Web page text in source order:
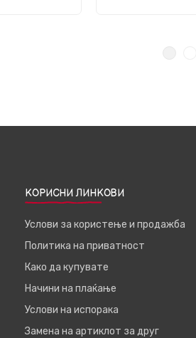
КОРИСНИ ЛИНКОВИ
Услови за користење и продажба
Политика на приватност
Како да купувате
Начини на плаќање
Услови на испорака
Замена на артиклот за друг